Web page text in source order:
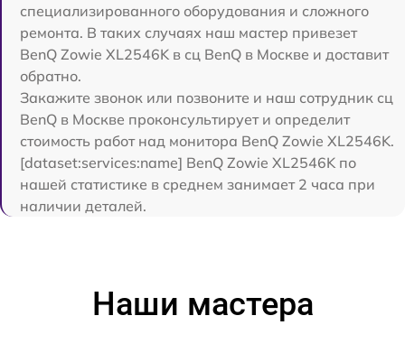
специализированного оборудования и сложного
ремонта. В таких случаях наш мастер привезет
BenQ Zowie XL2546K в сц BenQ в Москве и доставит
обратно.
Закажите звонок или позвоните и наш сотрудник сц
BenQ в Москве проконсультирует и определит
стоимость работ над монитора BenQ Zowie XL2546K.
[dataset:services:name] BenQ Zowie XL2546K по
нашей статистике в среднем занимает 2 часа при
наличии деталей.
Наши мастера